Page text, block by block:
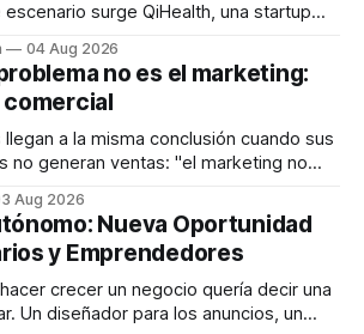
surge QiHealth, una startup
inteligencia artificial y monitoreo
ayudar a las personas a tomar mejores
salud metabólica. Su propuesta busca
04 Aug 2026
no es el marketing:
a la misma conclusión cuando sus
no generan ventas: "el marketing no
suele estar en otro lugar. Durante
podcast SER PRO, el especialista en
que
Aug 2026
Nueva Oportunidad
y Emprendedores
crecer un negocio quería decir una
Un diseñador para los anuncios, un